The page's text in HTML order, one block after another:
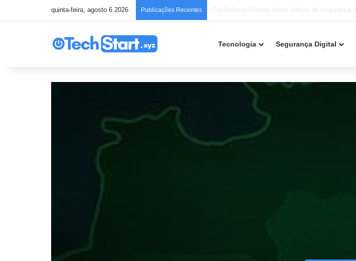
quinta-feira, agosto 6 2026 Publicações Recentes
Tecnologia Segurança Digital